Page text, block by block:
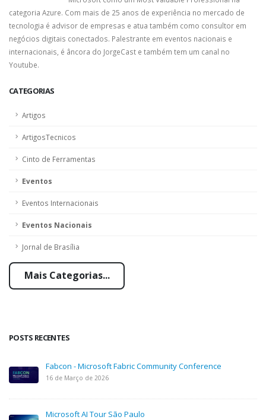
CATEGORIAS
Artigos
ArtigosTecnicos
Cinto de Ferramentas
Eventos
Eventos Internacionais
Eventos Nacionais
Jornal de Brasília
Mais Categorias...
POSTS RECENTES
Fabcon - Microsoft Fabric Community Conference
16 de Março de 2026
Microsoft AI Tour São Paulo
categoria Azure. Com mais de 25 anos de experiência no mercado de
tecnologia é advisor de empresas e atua também como consultor em
negócios digitais conectados. Palestrante em eventos nacionais e
internacionais, é âncora do JorgeCast e também tem um canal no
Youtube.